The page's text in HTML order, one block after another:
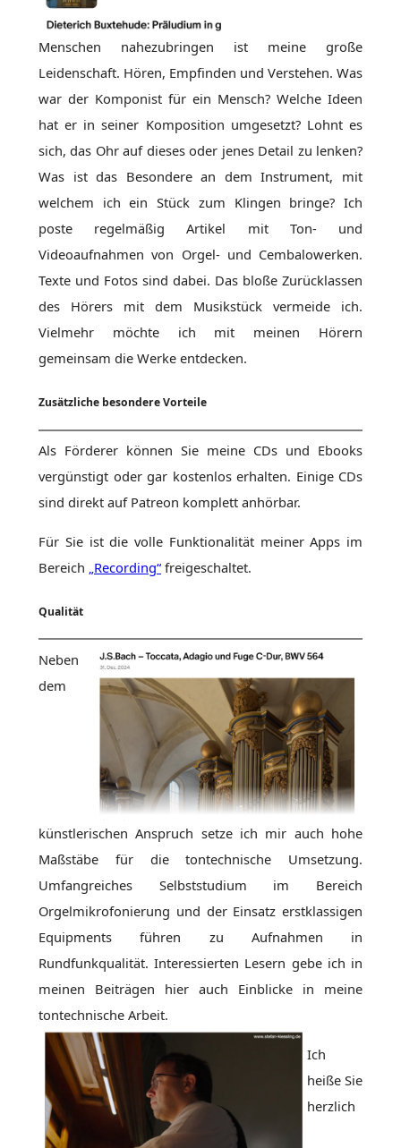
Menschen nahezubringen ist meine große
Leidenschaft. Hören, Empfinden und Verstehen. Was
war der Komponist für ein Mensch? Welche Ideen
hat er in seiner Komposition umgesetzt? Lohnt es
sich, das Ohr auf dieses oder jenes Detail zu lenken?
Was ist das Besondere an dem Instrument, mit
welchem ich ein Stück zum Klingen bringe? Ich
poste regelmäßig Artikel mit Ton- und
Videoaufnahmen von Orgel- und Cembalowerken.
Texte und Fotos sind dabei. Das bloße Zurücklassen
des Hörers mit dem Musikstück vermeide ich.
Vielmehr möchte ich mit meinen Hörern
gemeinsam die Werke entdecken.
Zusätzliche besondere Vorteile
Als Förderer können Sie meine CDs und Ebooks
vergünstigt oder gar kostenlos erhalten. Einige CDs
sind direkt auf Patreon komplett anhörbar.
Für Sie ist die volle Funktionalität meiner Apps im
Bereich „Recording“ freigeschaltet.
Qualität
Neben
dem
künstlerischen Anspruch setze ich mir auch hohe
Maßstäbe für die tontechnische Umsetzung.
Umfangreiches Selbststudium im Bereich
Orgelmikrofonierung und der Einsatz erstklassigen
Equipments führen zu Aufnahmen in
Rundfunkqualität. Interessierten Lesern gebe ich in
meinen Beiträgen hier auch Einblicke in meine
tontechnische Arbeit.
Ich
heiße Sie
herzlich